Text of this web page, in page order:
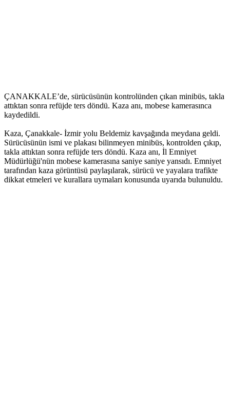
ÇANAKKALE’de, sürücüsünün kontrolünden çıkan minibüs, takla
attıktan sonra refüjde ters döndü. Kaza anı, mobese kamerasınca
kaydedildi.
Kaza, Çanakkale- İzmir yolu Beldemiz kavşağında meydana geldi.
Sürücüsünün ismi ve plakası bilinmeyen minibüs, kontrolden çıkıp,
takla attıktan sonra refüjde ters döndü. Kaza anı, İl Emniyet
Müdürlüğü'nün mobese kamerasına saniye saniye yansıdı. Emniyet
tarafından kaza görüntüsü paylaşılarak, sürücü ve yayalara trafikte
dikkat etmeleri ve kurallara uymaları konusunda uyarıda bulunuldu.